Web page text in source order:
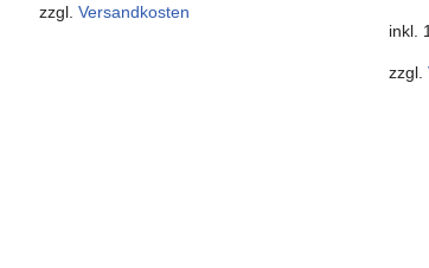
zzgl.Versandkosten
inkl.
zzgl.